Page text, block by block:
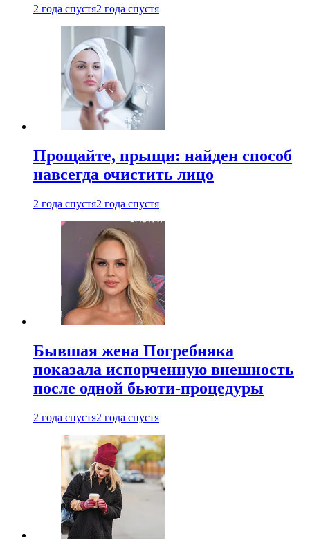
2 года спустя2 года спустя
Прощайте, прыщи: найден способ
навсегда очистить лицо
2 года спустя2 года спустя
Бывшая жена Погребняка
показала испорченную внешность
после одной бьюти-процедуры
2 года спустя2 года спустя